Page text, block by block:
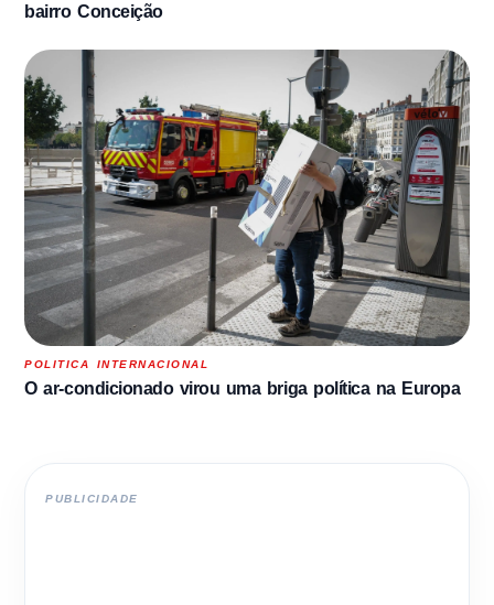
bairro Conceição
POLITICA INTERNACIONAL
O ar-condicionado virou uma briga política na Europa
PUBLICIDADE